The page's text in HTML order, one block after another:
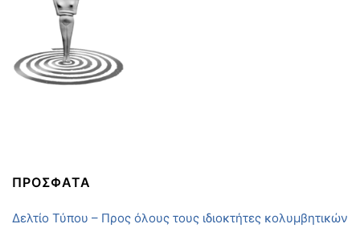
ΠΡΟΣΦΑΤΑ
Δελτίο Τύπου – Προς όλους τους ιδιοκτήτες κολυμβητικών